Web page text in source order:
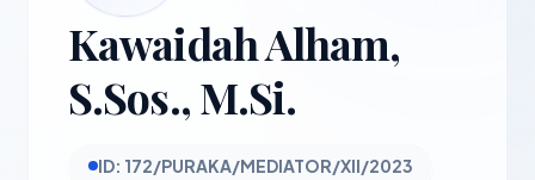
Kawaidah Alham,
S.Sos., M.Si.
ID: 172/PURAKA/MEDIATOR/XII/2023